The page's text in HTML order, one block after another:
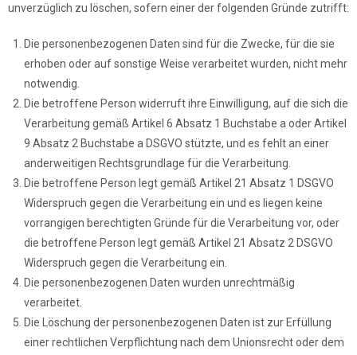
unverzüglich zu löschen, sofern einer der folgenden Gründe zutrifft:
Die personenbezogenen Daten sind für die Zwecke, für die sie
erhoben oder auf sonstige Weise verarbeitet wurden, nicht mehr
notwendig.
Die betroffene Person widerruft ihre Einwilligung, auf die sich die
Verarbeitung gemäß Artikel 6 Absatz 1 Buchstabe a oder Artikel
9 Absatz 2 Buchstabe a DSGVO stützte, und es fehlt an einer
anderweitigen Rechtsgrundlage für die Verarbeitung.
Die betroffene Person legt gemäß Artikel 21 Absatz 1 DSGVO
Widerspruch gegen die Verarbeitung ein und es liegen keine
vorrangigen berechtigten Gründe für die Verarbeitung vor, oder
die betroffene Person legt gemäß Artikel 21 Absatz 2 DSGVO
Widerspruch gegen die Verarbeitung ein.
Die personenbezogenen Daten wurden unrechtmäßig
verarbeitet.
Die Löschung der personenbezogenen Daten ist zur Erfüllung
einer rechtlichen Verpflichtung nach dem Unionsrecht oder dem